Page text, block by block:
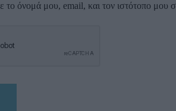
το όνομά μου, email, και τον ιστότοπο μου